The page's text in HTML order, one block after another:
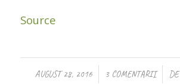
Source
AUGUST 28, 2016
/ 3 COMENTARII
/ DE